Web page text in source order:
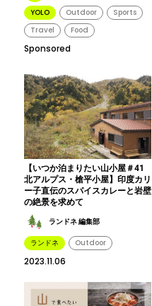
YOLO Outdoor
Sports
Travel
Food
Sponsored
【いつか泊まりたい山小屋＃41
北アルプス・槍平小屋】印度カリ
ー子直伝のスパイスカレーと岩壁
の絶景を求めて
ランドネ 編集部
ランドネ Outdoor
2023.11.06